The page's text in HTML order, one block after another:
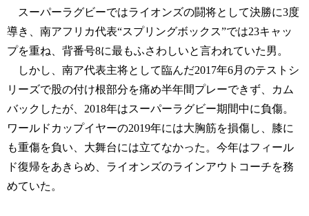
スーパーラグビーではライオンズの闘将として決勝に3度
導き、南アフリカ代表“スプリングボックス”では23キャッ
プを重ね、背番号8に最もふさわしいと言われていた男。
しかし、南ア代表主将として臨んだ2017年6月のテストシ
リーズで股の付け根部分を痛め半年間プレーできず、カム
バックしたが、2018年はスーパーラグビー期間中に負傷。
ワールドカップイヤーの2019年には大胸筋を損傷し、膝に
も重傷を負い、大舞台には立てなかった。今年はフィール
ド復帰をあきらめ、ライオンズのラインアウトコーチを務
めていた。